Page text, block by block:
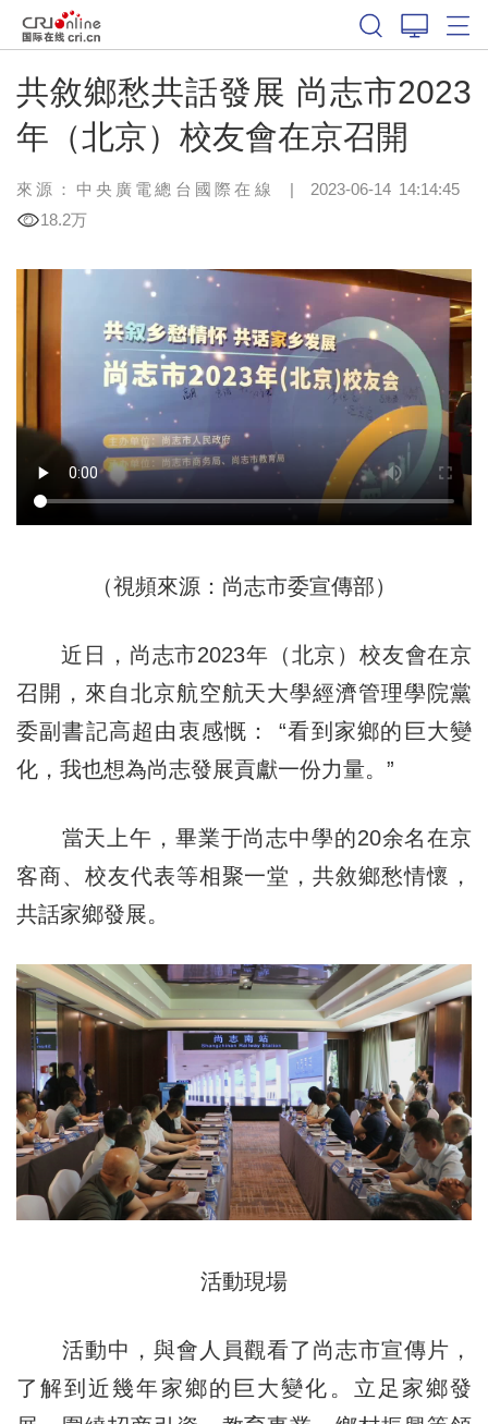
共敘鄉愁共話發展 尚志市2023
年（北京）校友會在京召開
來源：中央廣電總台國際在線 | 2023-06-14 14:14:45
18.2万
（視頻來源：尚志市委宣傳部）
近日，尚志市2023年（北京）校友會在京
召開，來自北京航空航天大學經濟管理學院黨
委副書記高超由衷感慨： “看到家鄉的巨大變
化，我也想為尚志發展貢獻一份力量。”
當天上午，畢業于尚志中學的20余名在京
客商、校友代表等相聚一堂，共敘鄉愁情懷，
共話家鄉發展。
活動現場
活動中，與會人員觀看了尚志市宣傳片，
了解到近幾年家鄉的巨大變化。立足家鄉發